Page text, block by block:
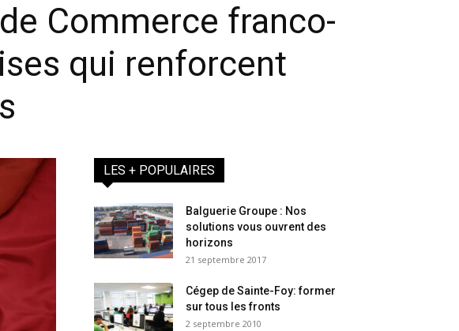
Commerce franco-
qui renforcent
LES + POPULAIRES
Balguerie Groupe : Nos
solutions vous ouvrent des
horizons
21 septembre 2017
Cégep de Sainte-Foy: former
sur tous les fronts
2 septembre 2010